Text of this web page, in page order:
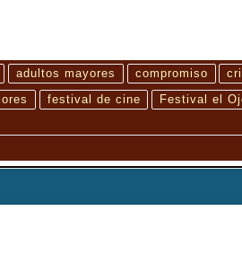
adultos mayores compromiso
festival de cine Festival el